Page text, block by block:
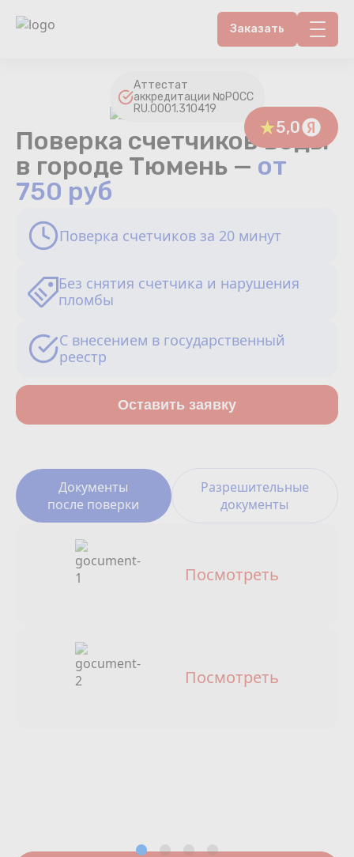
Заказать
Счетчики воды
Теплосчетчики
Услуги лаборатории
Районы
Аршин
Сотрудничество
Юридические лица
О нас
Бонусы
Официальный партнёр mos.ru
Аттестат
аккредитации №РОСС
RU.0001.310419
5,0
Поверка счетчиков воды
в городе Тюмень — от
750 руб
Поверка счетчиков за 20 минут
Без снятия счетчика и нарушения
пломбы
С внесением в государственный
реестр
Оставить заявку
Документы
после поверки
Разрешительные
документы
Посмотреть
Посмотреть